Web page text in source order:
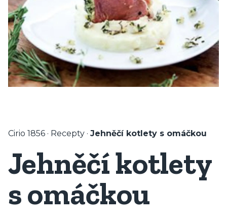
Cirio 1856 · Recepty · Jehněčí kotlety s omáčkou
Jehněčí kotlety
s omáčkou